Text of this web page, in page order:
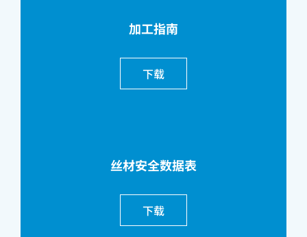
加工指南
下载
丝材安全数据表
下载